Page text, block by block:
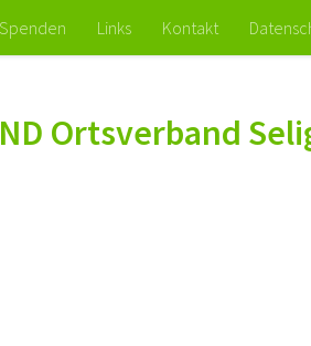
Spenden Links Kontakt
Ortsverband